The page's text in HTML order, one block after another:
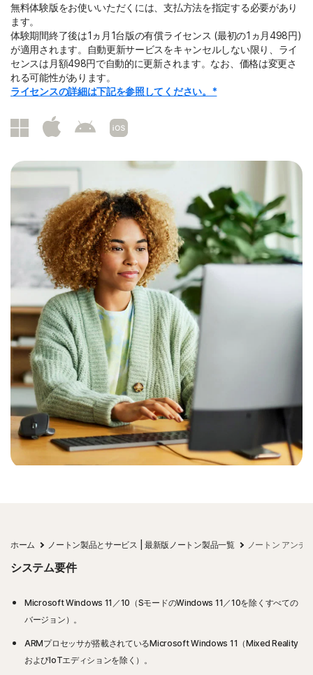
無料体験版をお使いいただくには、支払方法を指定する必要があり
ます。
体験期間終了後は1ヵ月1台版の有償ライセンス (最初の1ヵ月498円)
が適用されます。自動更新サービスをキャンセルしない限り、ライ
センスは月額498円で自動的に更新されます。なお、価格は変更さ
れる可能性があります。
ライセンスの詳細は下記を参照してください。*
ホーム ノートン製品とサービス | 最新版ノートン製品一覧 ノートン アンチ
システム要件
Microsoft Windows 11／10（SモードのWindows 11／10を除くすべての
バージョン）。
ARMプロセッサが搭載されているMicrosoft Windows 11（Mixed Reality
およびIoTエディションを除く）。